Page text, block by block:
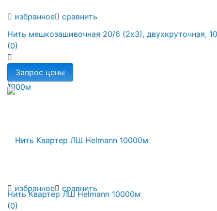
избранное сравнить
избранное сравнить
Нить мешкозашивочная 20/6 (2х3), двухкруточная,
(0)
Нить Квартер ЛШ Helmann 10000м
(0)